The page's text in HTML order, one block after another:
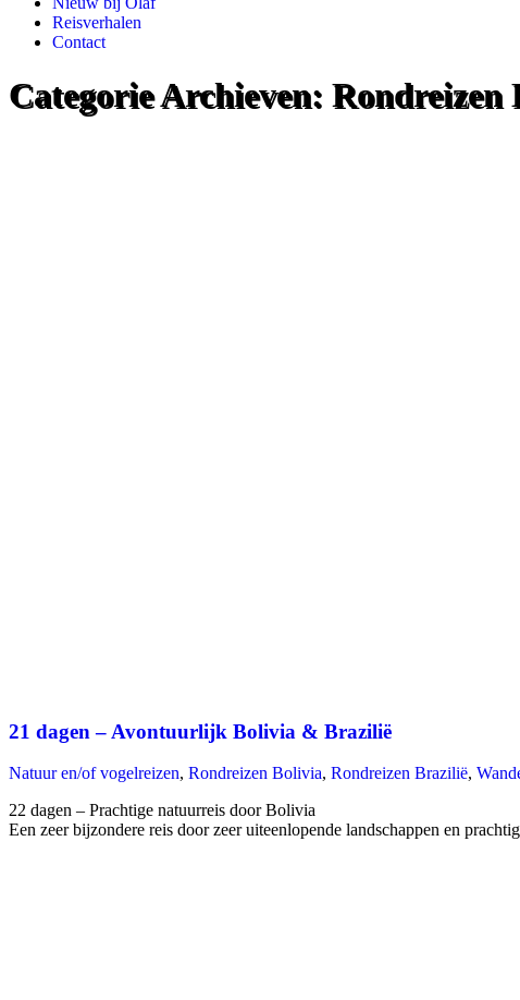
Reisverhalen
Contact
Categorie Archieven: Rondreizen
21 dagen – Avontuurlijk Bolivia & Brazilië
Natuur en/of vogelreizen, Rondreizen Bolivia, Rondreizen Brazilië,
22 dagen – Prachtige natuurreis door Bolivia
Een zeer bijzondere reis door zeer uiteenlopende landschappen en